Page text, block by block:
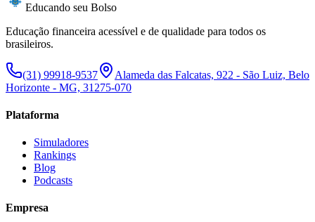
Educando seu Bolso
Educação financeira acessível e de qualidade para todos os
brasileiros.
(31) 99918-9537
Alameda das Falcatas, 922 - São Luiz, Belo
Horizonte - MG, 31275-070
Plataforma
Simuladores
Rankings
Blog
Podcasts
Empresa